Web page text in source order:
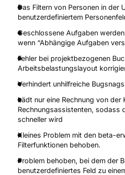
Das Filtern von Personen in der
benutzerdefiniertem
Geschlossene Aufgaben
wenn “Abhängige Aufgaben
Fehler bei projektbezogenen
Arbeitsbelastungslayout
Verhindert unhilfreiche
Lädt nur eine Rechnung von der
Rechnungsassistenten, sodass
schneller wird
Kleines Problem mit den beta-
Filterfunktionen behoben.
Problem behoben, bei dem der
benutzerdefiniertes Feld zu